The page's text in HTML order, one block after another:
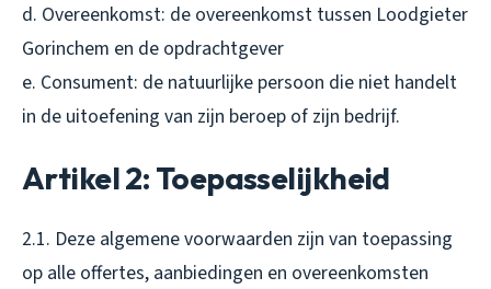
d. Overeenkomst: de overeenkomst tussen Loodgieter
Gorinchem en de opdrachtgever
e. Consument: de natuurlijke persoon die niet handelt
in de uitoefening van zijn beroep of zijn bedrijf.
Artikel 2: Toepasselijkheid
2.1. Deze algemene voorwaarden zijn van toepassing
op alle offertes, aanbiedingen en overeenkomsten